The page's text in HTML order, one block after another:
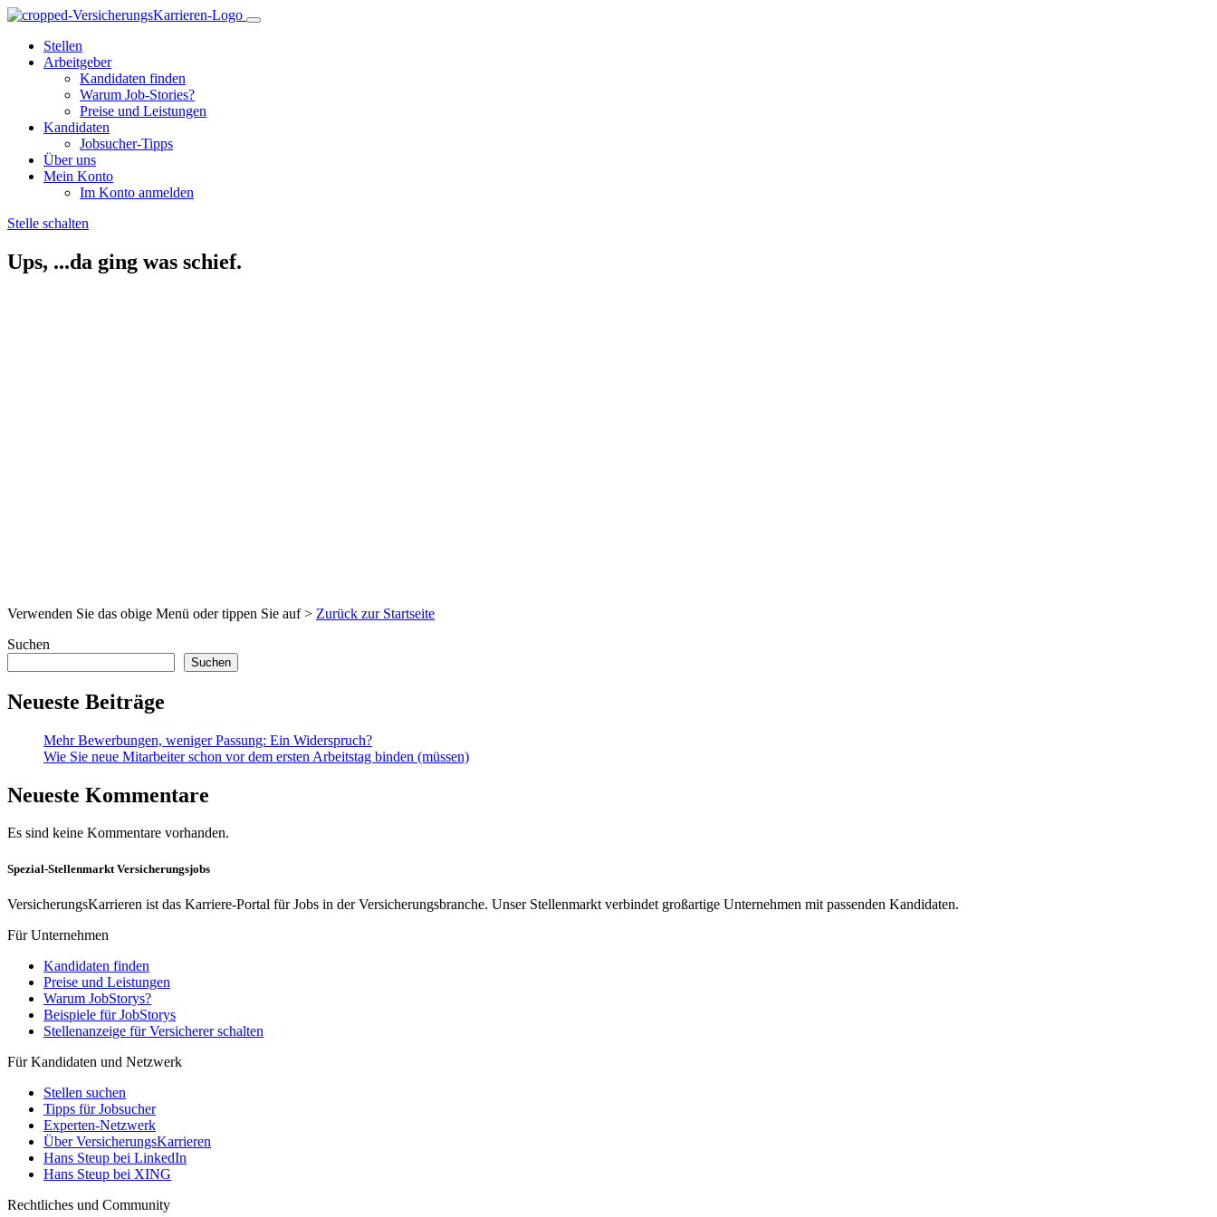
Stellen
Arbeitgeber
Kandidaten finden
Warum Job-Stories?
Preise und Leistungen
Kandidaten
Jobsucher-Tipps
Über uns
Mein Konto
Im Konto anmelden
Stelle schalten
Ups, ...da ging was schief.
Verwenden Sie das obige Menü oder tippen Sie auf > Zurück zur Startseite
Suchen
Suchen
Neueste Beiträge
Mehr Bewerbungen, weniger Passung: Ein Widerspruch?
Wie Sie neue Mitarbeiter schon vor dem ersten Arbeitstag binden (müssen)
Neueste Kommentare
Es sind keine Kommentare vorhanden.
Spezial-Stellenmarkt Versicherungsjobs
VersicherungsKarrieren ist das Karriere-Portal für Jobs in der Versicherungsbranche. Unser Stellenmarkt verbindet großartige Unternehmen mit passenden Kandidaten.
Für Unternehmen
Kandidaten finden
Preise und Leistungen
Warum JobStorys?
Beispiele für JobStorys
Stellenanzeige für Versicherer schalten
Für Kandidaten und Netzwerk
Stellen suchen
Tipps für Jobsucher
Experten-Netzwerk
Über VersicherungsKarrieren
Hans Steup bei LinkedIn
Hans Steup bei XING
Rechtliches und Community